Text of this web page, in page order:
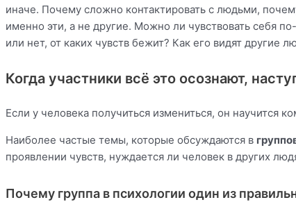
иначе. Почему сложно контактировать с людьми,
именно эти, а не другие. Можно ли чувствовать себя
или нет, от каких чувств бежит? Как его видят другие
Когда участники всё это осознают,
Если у человека получиться измениться, он научится
Наиболее частые темы, которые обсуждаются в
проявлении чувств, нуждается ли человек в других
Почему группа в психологии один из